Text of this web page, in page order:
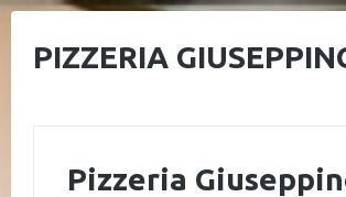
PIZZERIA
Pizzeria